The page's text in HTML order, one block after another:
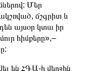
Մեր
ճշգրիտ և
այսօր կտա իր
հիմքերը»,–
են ՀԳԱ-ի վերջին